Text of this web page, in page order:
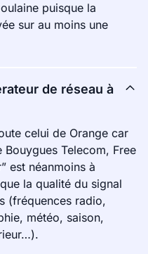
puisque la
sur au moins une
de réseau à
celui de Orange car
Bouygues Telecom, Free
est néanmoins à
la qualité du signal
(fréquences radio,
météo, saison,